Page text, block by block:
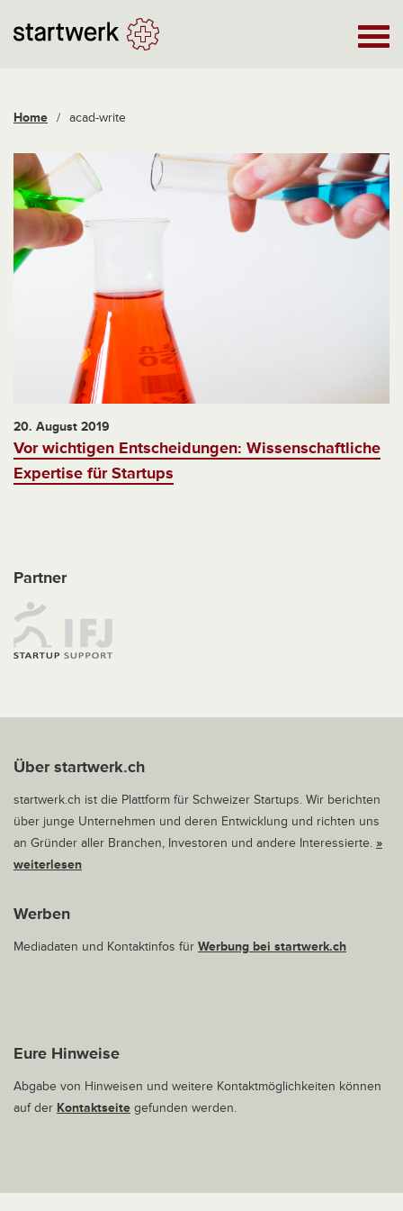
Home / acad-write
20. August 2019
Vor wichtigen Entscheidungen: Wissenschaftliche
Expertise für Startups
Partner
Über startwerk.ch
startwerk.ch ist die Plattform für Schweizer Startups. Wir berichten
über junge Unternehmen und deren Entwicklung und richten uns
an Gründer aller Branchen, Investoren und andere Interessierte. »
weiterlesen
Werben
Mediadaten und Kontaktinfos für Werbung bei startwerk.ch
Eure Hinweise
Abgabe von Hinweisen und weitere Kontaktmöglichkeiten können
auf der Kontaktseite gefunden werden.